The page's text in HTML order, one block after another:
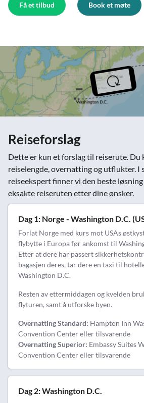
Få et tilbud Book et møte
Reiseforslag
Dette er kun et forslag til reiserute. Du
reiselengde, overnatting og utflukter. I
reiseekspert finner vi den beste
eksakte reiseruten etter dine ønsker.
Dag 1: Norge - Washington D.C.
Forlat Norge med kurs mot USAs
flybytte i Europa før ankomst til
Etter at dere har passert
bagasjen deres, tar dere en taxi til
Washington D.C.
Resten av ettermiddagen og kvelden
flyturen, samt å utforske byen.
Overnatting Standard: Hampton Inn
Convention Center eller tilsvarende
Overnatting Superior: Embassy Suites
Convention Center eller tilsvarende
Dag 2: Washington D.C.